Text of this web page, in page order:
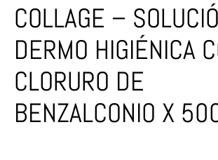
COLLAGE –
DERMO HIGIÉNICA
CLORURO DE
BENZALCONIO X